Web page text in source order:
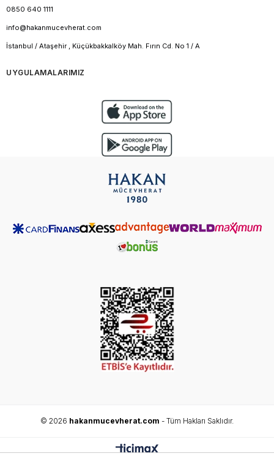
0850 640 1111
info@hakanmucevherat.com
İstanbul / Ataşehir , Küçükbakkalköy Mah. Fırın Cd. No 1 / A
UYGULAMALARIMIZ
© 2026 hakanmucevherat.com - Tüm Hakları Saklıdır.